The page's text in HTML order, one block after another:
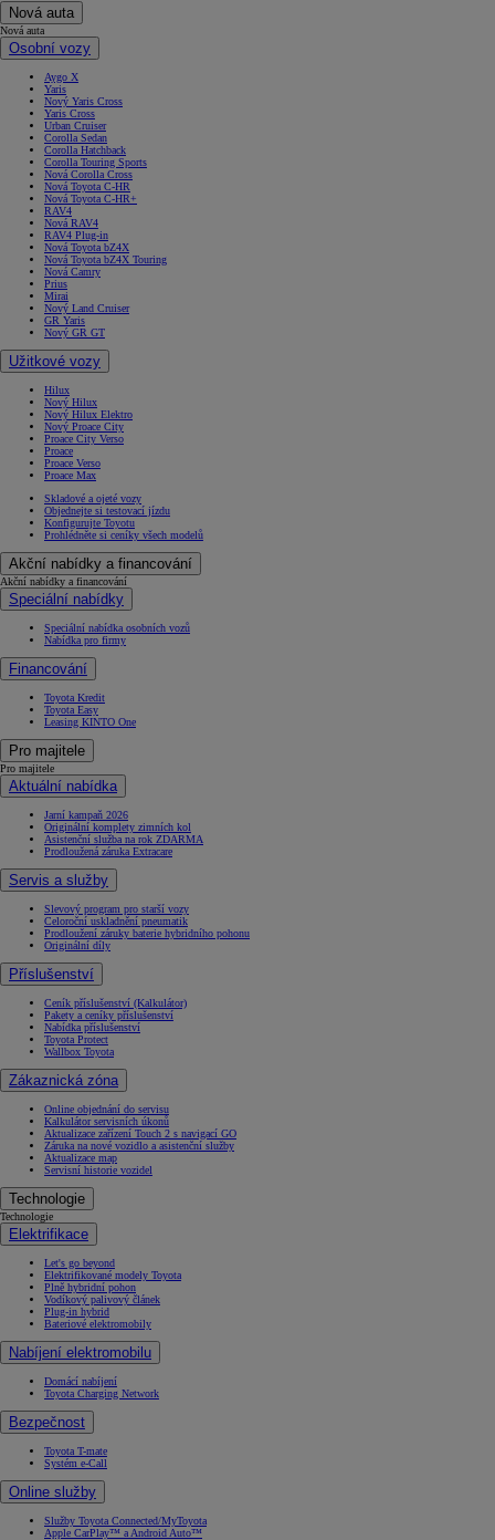
Nová auta
Nová auta
Osobní vozy
Aygo X
Yaris
Nový Yaris Cross
Yaris Cross
Urban Cruiser
Corolla Sedan
Corolla Hatchback
Corolla Touring Sports
Nová Corolla Cross
Nová Toyota C-HR
Nová Toyota C-HR+
RAV4
Nová RAV4
RAV4 Plug-in
Nová Toyota bZ4X
Nová Toyota bZ4X Touring
Nová Camry
Prius
Mirai
Nový Land Cruiser
GR Yaris
Nový GR GT
Užitkové vozy
Hilux
Nový Hilux
Nový Hilux Elektro
Nový Proace City
Proace City Verso
Proace
Proace Verso
Proace Max
Skladové a ojeté vozy
Objednejte si testovací jízdu
Konfigurujte Toyotu
Prohlédněte si ceníky všech modelů
Akční nabídky a financování
Akční nabídky a financování
Speciální nabídky
Speciální nabídka osobních vozů
Nabídka pro firmy
Financování
Toyota Kredit
Toyota Easy
Leasing KINTO One
Pro majitele
Pro majitele
Aktuální nabídka
Jarní kampaň 2026
Originální komplety zimních kol
Asistenční služba na rok ZDARMA
Prodloužená záruka Extracare
Servis a služby
Slevový program pro starší vozy
Celoroční uskladnění pneumatik
Prodloužení záruky baterie hybridního pohonu
Originální díly
Příslušenství
Ceník příslušenství (Kalkulátor)
Pakety a ceníky příslušenství
Nabídka příslušenství
Toyota Protect
Wallbox Toyota
Zákaznická zóna
Online objednání do servisu
Kalkulátor servisních úkonů
Aktualizace zařízení Touch 2 s navigací GO
Záruka na nové vozidlo a asistenční služby
Aktualizace map
Servisní historie vozidel
Technologie
Technologie
Elektrifikace
Let's go beyond
Elektrifikované modely Toyota
Plně hybridní pohon
Vodíkový palivový článek
Plug-in hybrid
Bateriové elektromobily
Nabíjení elektromobilu
Domácí nabíjení
Toyota Charging Network
Bezpečnost
Toyota T-mate
Systém e-Call
Online služby
Služby Toyota Connected/MyToyota
Apple CarPlay™ a Android Auto™